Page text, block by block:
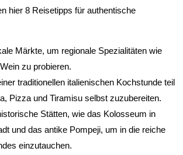
hier 8 Reisetipps für authentische
Märkte, um regionale Spezialitäten wie
zu probieren.
traditionellen italienischen Kochstunde teil
Pizza und Tiramisu selbst zuzubereiten.
Stätten, wie das Kolosseum in
und das antike Pompeji, um in die reiche
einzutauchen.